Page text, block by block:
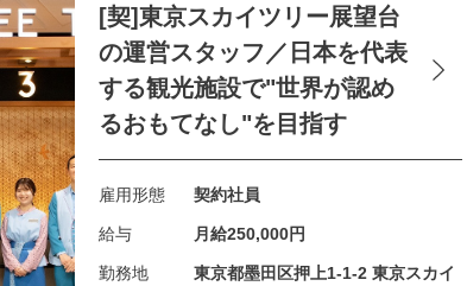
[契]東京スカイツリー展望台
の運営スタッフ／⽇本を代表
する観光施設で"世界が認め
るおもてなし"を⽬指す
雇用形態 契約社員
給与 月給250,000円
勤務地
東京都墨田区押上1-1-2 東京スカイ